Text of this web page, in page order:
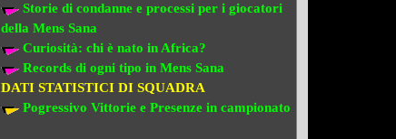
Storie di condanne e processi per i giocatori
della Mens Sana
Curiosità: chi è nato in Africa?
Records di ogni tipo in Mens Sana
DATI STATISTICI DI SQUADRA
Pogressivo Vittorie e Presenze in campionato